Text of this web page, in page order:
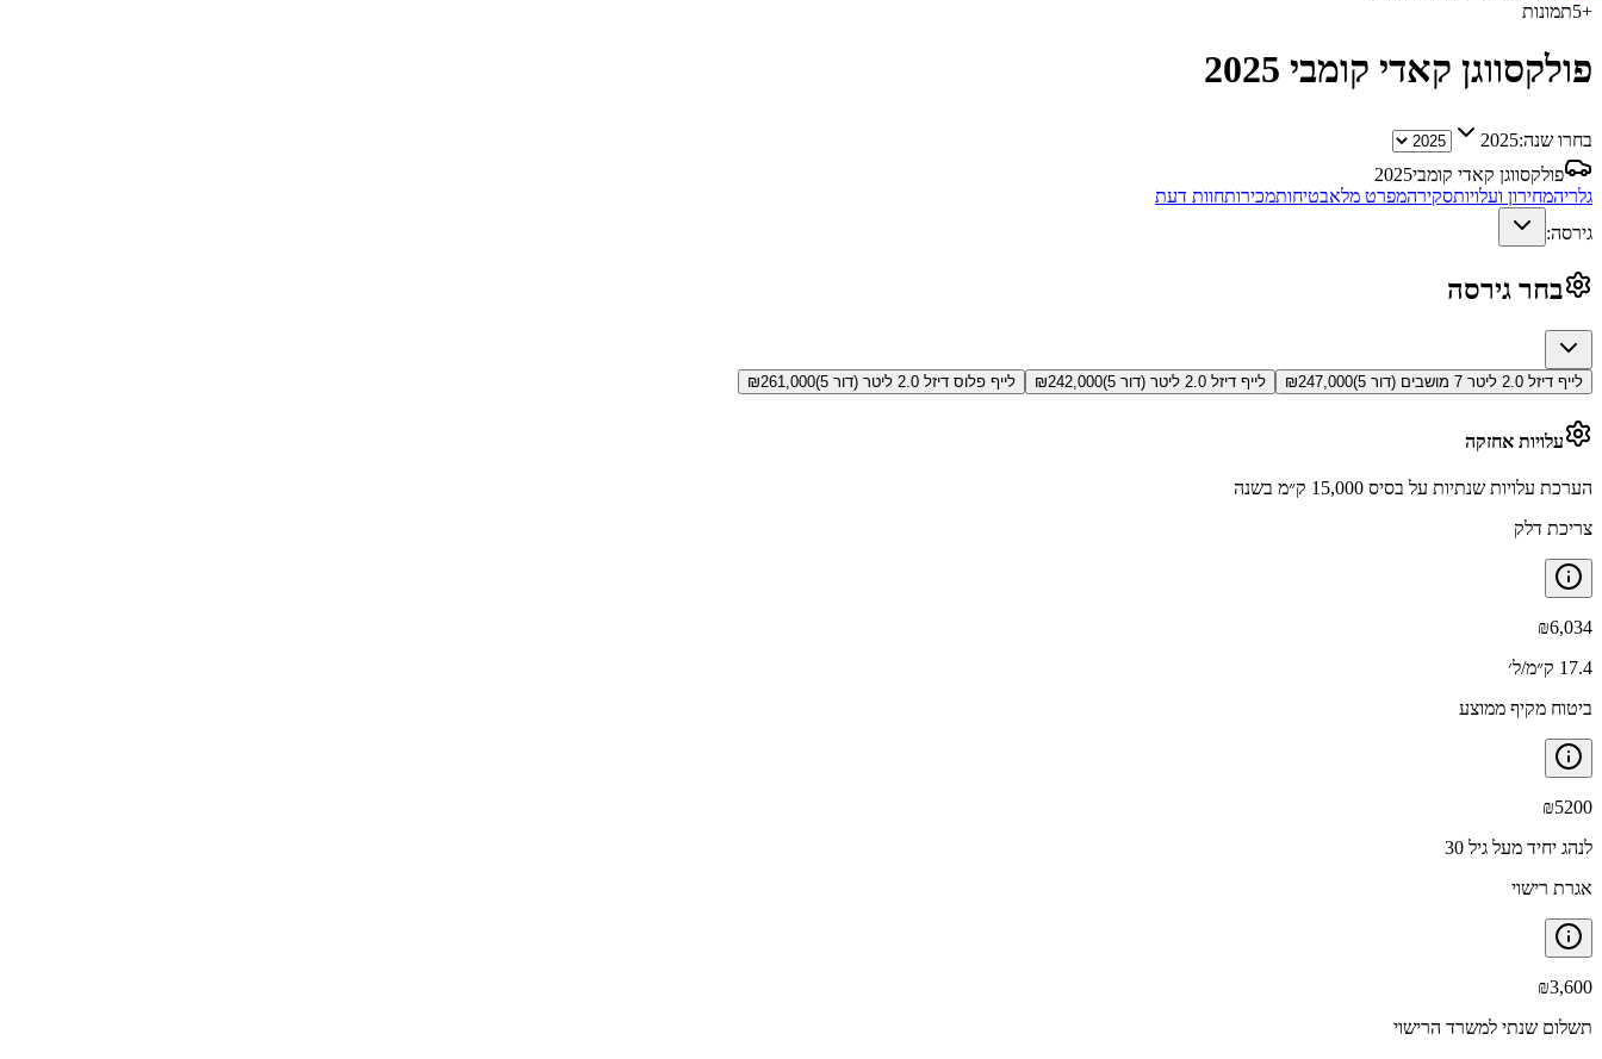
+
5תמונות
פולקסווגן קאדי קומבי 2025
בחרו שנה:2025
פולקסווגן קאדי קומבי2025
גלריהמחירון ועלויותסקירהמפרט מלאבטיחותמכירותחוות דעת
גירסה:
בחר גירסה
לייף דיזל 2.0 ליטר 7 מושבים (דור 5) ₪247,000 לייף דיזל 2.0 ליטר (דור 5) ₪242,000 לייף פלוס דיזל 2.0 ליטר (דור 5) ₪261,000
עלויות אחזקה
הערכת עלויות שנתיות על בסיס 15,000 ק״מ בשנה
צריכת דלק
₪6,034
17.4 ק״מ/ל׳
ביטוח מקיף ממוצע
₪5200
לנהג יחיד מעל גיל 30
אגרת רישוי
₪3,600
תשלום שנתי למשרד הרישוי